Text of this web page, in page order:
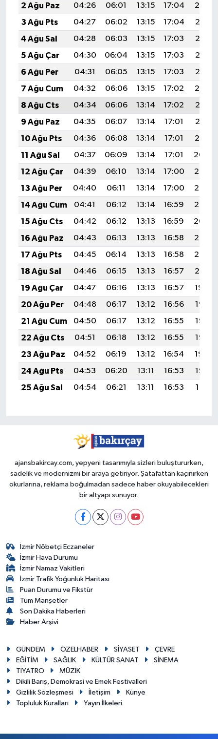
2 Ağu Paz
04:26 06:01 13:15 17:04
20:19
3 Ağu Pts
04:27 06:02 13:15 17:04
20:18
4 Ağu Sal
04:28 06:03 13:15 17:03
20:17
5 Ağu Çar
04:30 06:04 13:15 17:03
20:16
6 Ağu Per
04:31 06:05 13:15 17:03
20:15
7 Ağu Cum
04:32 06:06 13:15 17:02
20:14
8 Ağu Cts
04:34 06:06 13:14 17:02
20:13
9 Ağu Paz
04:35 06:07 13:14 17:01
20:12
10 Ağu Pts
04:36 06:08 13:14 17:01
20:10
11 Ağu Sal
04:37 06:09 13:14 17:01
20:09
12 Ağu Çar
04:39 06:10 13:14 17:00
20:08
13 Ağu Per
04:40 06:11 13:14 17:00
20:07
14 Ağu Cum
04:41 06:12 13:14 16:59
20:06
15 Ağu Cts
04:42 06:12 13:13 16:59
20:04
16 Ağu Paz
04:43 06:13 13:13 16:58
20:03
17 Ağu Pts
04:45 06:14 13:13 16:58
20:02
18 Ağu Sal
04:46 06:15 13:13 16:57
20:01
19 Ağu Çar
04:47 06:16 13:13 16:57
19:59
20 Ağu Per
04:48 06:17 13:12 16:56
19:58
21 Ağu Cum
04:50 06:17 13:12 16:55
19:57
22 Ağu Cts
04:51 06:18 13:12 16:55
19:55
23 Ağu Paz
04:52 06:19 13:12 16:54
19:54
24 Ağu Pts
04:53 06:20 13:11 16:53
19:53
25 Ağu Sal
04:54 06:21 13:11 16:53 19:51
ajansbakircay.com, yepyeni tasarımıyla sizleri buluştururken,
sadelik ve modernizmi bir araya getiriyor. Şatafattan kaçınırken
okurlarına, reklama boğulmadan sadece haber okuyabilecekleri
bir altyapı sunuyor.
İzmir Nöbetçi Eczaneler
İzmir Hava Durumu
İzmir Namaz Vakitleri
İzmir Trafik Yoğunluk Haritası
Puan Durumu ve Fikstür
Tüm Manşetler
Son Dakika Haberleri
Haber Arşivi
GÜNDEM ÖZELHABER SİYASET
ÇEVRE
EĞİTİM
SAĞLIK KÜLTÜR SANAT
SİNEMA
TİYATRO
MÜZİK
Dikili Barış, Demokrasi ve Emek Festivalleri
Gizlilik Sözleşmesi
İletişim
Künye
Topluluk Kuralları
Yayın İlkeleri